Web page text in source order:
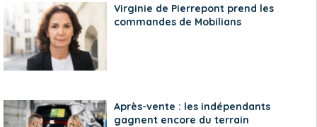
Virginie de Pierrepont prend les
commandes de Mobilians
Après-vente : les indépendants
gagnent encore du terrain